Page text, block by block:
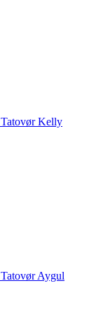
Tatovør Kelly
Tatovør Aygul